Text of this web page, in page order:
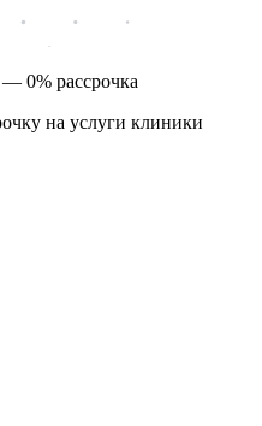
— 0% рассрочка
на услуги клиники